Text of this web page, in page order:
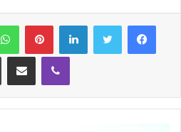
لينكدإن بينتيريست
ڤايبر
مشاركة عبر البريد